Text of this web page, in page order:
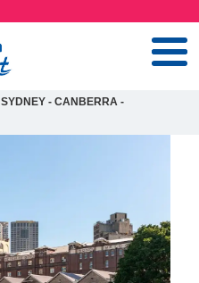
SYDNEY - CANBERRA -